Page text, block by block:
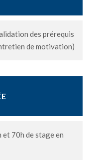
des prérequis
de motivation)
70h de stage en